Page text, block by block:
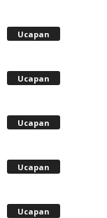
Ucapan
Ucapan
Ucapan
Ucapan
Ucapan